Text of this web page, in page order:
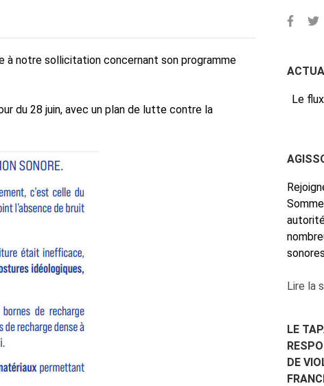
à notre sollicitation concernant son programme
du 28 juin, avec un plan de lutte contre la
Le
Lire la
LE
DE